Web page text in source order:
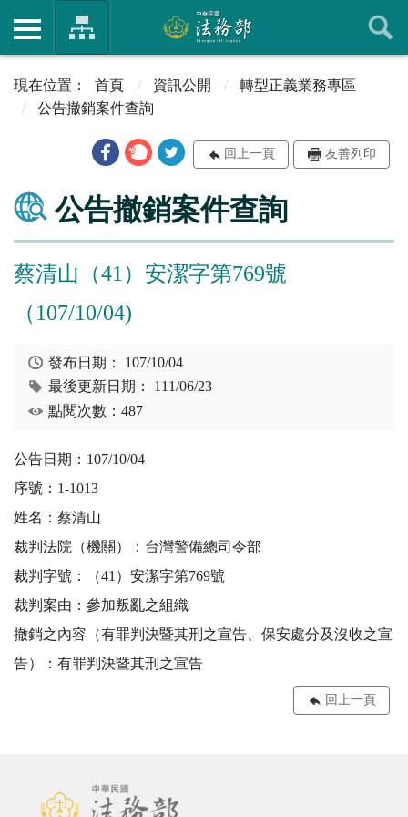
首頁 資訊公開
轉型正義業務專區
公告撤銷案件查詢
回上一頁 友善列印
公告撤銷案件查詢
蔡清山（41）安潔字第769號
（107/10/04)
發布日期： 107/10/04
最後更新日期： 111/06/23
點閱次數：487
公告日期：107/10/04
序號：1-1013
姓名：蔡清山
裁判法院（機關）：台灣警備總司令部
裁判字號：（41）安潔字第769號
裁判案由：參加叛亂之組織
撤銷之內容（有罪判決暨其刑之宣告、保安處分及沒收之宣
告）：有罪判決暨其刑之宣告
回上一頁